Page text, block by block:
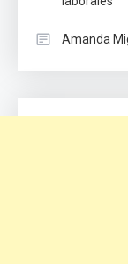
Amanda